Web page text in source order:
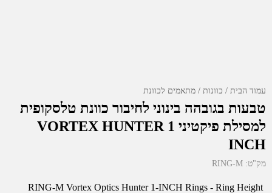
עמוד הבית כוונות מתאמים לכוונת
טבעות בגובהה בינוני לחיבור כוונת טלסקופית
למסילת פיקטיני VORTEX HUNTER 1
INCH
מק"ט: RING-M
RING-M Vortex Optics Hunter 1-INCH Rings - Ring Height